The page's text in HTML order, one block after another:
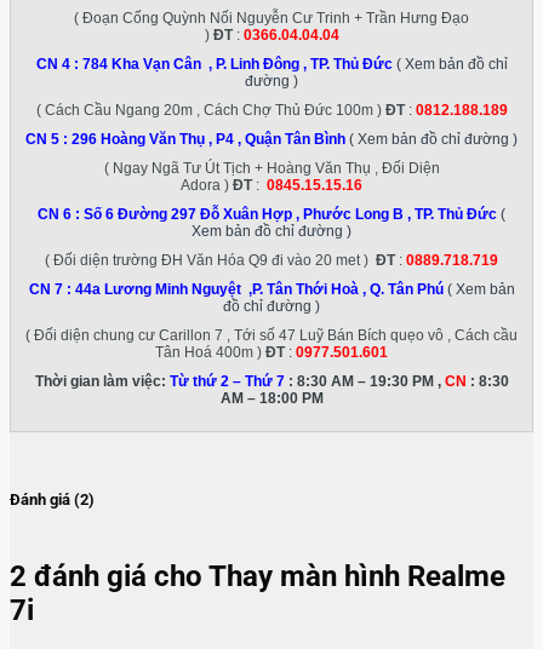
( Đoạn Cống Quỳnh Nối Nguyễn Cư Trinh + Trần Hưng Đạo
) ĐT: 0366.04.04.04
CN 4 : 784 Kha Vạn Cân , P. Linh Đông , TP. Thủ Đức( Xem bản đồ chỉ
đường )
( Cách Cầu Ngang 20m , Cách Chợ Thủ Đức 100m ) ĐT: 0812.188.189
CN 5 : 296 Hoàng Văn Thụ , P4 , Quận Tân Bình ( Xem bản đồ chỉ đường )
( Ngay Ngã Tư Út Tịch + Hoàng Văn Thụ , Đối Diện
Adora ) ĐT: 0845.15.15.16
CN 6 : Số 6 Đường 297 Đỗ Xuân Hợp , Phước Long B , TP. Thủ Đức (
Xem bản đồ chỉ đường )
( Đối diện trường ĐH Văn Hóa Q9 đi vào 20 met ) ĐT: 0889.718.719
CN 7 : 44a Lương Minh Nguyệt ,P. Tân Thới Hoà , Q. Tân Phú ( Xem bản
đồ chỉ đường )
( Đối diện chung cư Carillon 7 , Tới số 47 Luỹ Bán Bích quẹo vô , Cách cầu
Tân Hoá 400m ) ĐT: 0977.501.601
Thời gian làm việc: Từ thứ 2 – Thứ 7: 8:30 AM – 19:30 PM , CN : 8:30
AM – 18:00 PM
Đánh giá (2)
2 đánh giá cho Thay màn hình Realme
7i